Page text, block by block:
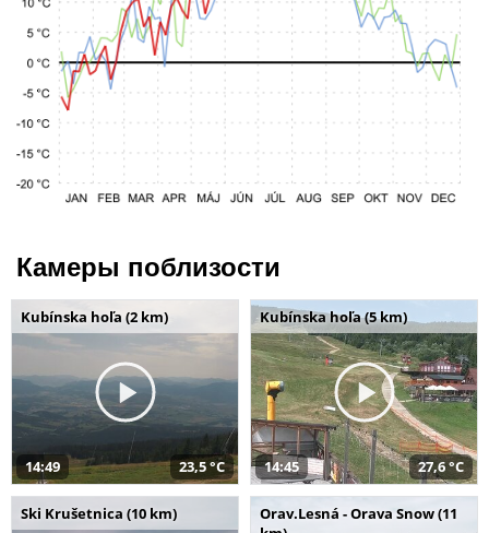
Камеры поблизости
Kubínska hoľa (2 km)
14:49 23,5 °C
Kubínska hoľa (5 km)
14:45 27,6 °C
Ski Krušetnica (10 km)
Orav.Lesná - Orava Snow (11